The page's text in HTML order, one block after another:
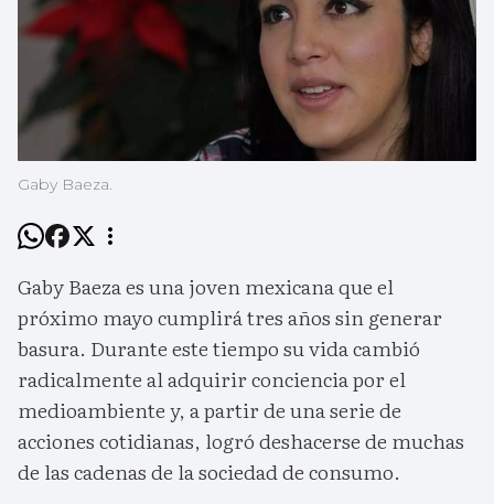
Gaby Baeza.
Gaby Baeza es una joven mexicana que el
próximo mayo cumplirá tres años sin generar
basura. Durante este tiempo su vida cambió
radicalmente al adquirir conciencia por el
medioambiente y, a partir de una serie de
acciones cotidianas, logró deshacerse de muchas
de las cadenas de la sociedad de consumo.